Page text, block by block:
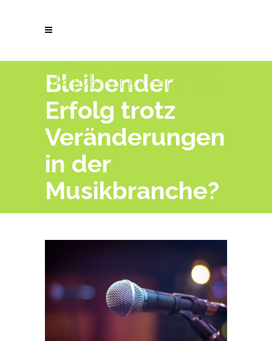
Bleibender
Erfolg trotz
Veränderungen
in der
Musikbranche?